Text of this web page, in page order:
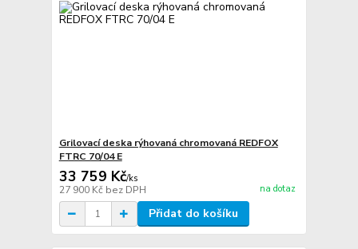
Grilovací deska rýhovaná chromovaná REDFOX
FTRC 70/04 E
33 759 Kč/ks
27 900 Kč bez DPH na dotaz
Přidat do košíku